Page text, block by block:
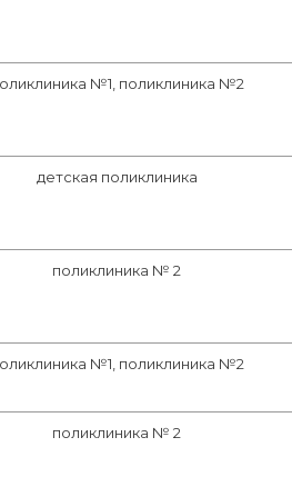
№1, поликлиника №2
детская поликлиника
поликлиника № 2
№1, поликлиника №2
поликлиника № 2